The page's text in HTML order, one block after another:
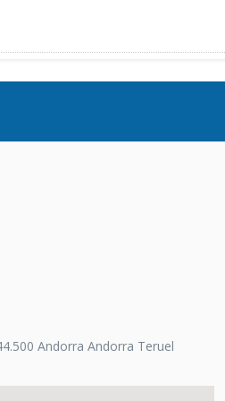
Andorra Andorra Teruel